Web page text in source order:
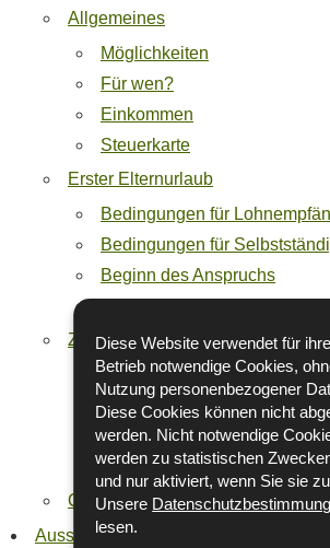
Diese Website verwendet für
Betrieb notwendige Cookies,
Nutzung personenbezogener
Diese Cookies können nicht
werden. Nicht notwendige
werden zu statistischen
und nur aktiviert, wenn Sie sie
Unsere
lesen.
Allgemeines
Möglichkeiten
Für wen?
Einkommen
Steuerkarte
Erster Elternurlaub
Bedingungen für
Bedingungen für
Beginn des Anspruchs
Vorgehensweise
Zweiter Elternurlaub
Bedingungen für
Bedingungen für
Beginn des Anspruchs
Vorgehensweise
Online-Rechner "Elternurlaub"
Ausserschulische Kinderbetreuung